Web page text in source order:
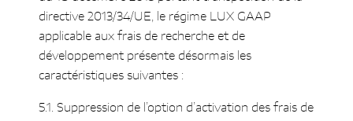
directive 2013/34/UE, le régime LUX GAAP
applicable aux frais de recherche et de
développement présente désormais les
caractéristiques suivantes :
5.1. Suppression de l’option d’activation des frais de